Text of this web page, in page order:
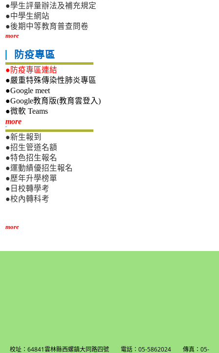
●學生評量辦法及補充規定
●中學生網站
●後期中等教育普查問卷
more
防疫專區
●防疫專區連結
●嚴重特殊傳染性肺炎專區
●Google meet
●Google教育版(教育雲登入)
●微軟 Teams
more新生專區
●新生報到
●招生管道名額
●特色招生報名
●運動績優招生報名
●歷年升學榜單
●日校轉學考
●校內轉科考
more
校址：64841雲林縣西螺鎮大同路四號 電話：05-5862024 傳真：05-